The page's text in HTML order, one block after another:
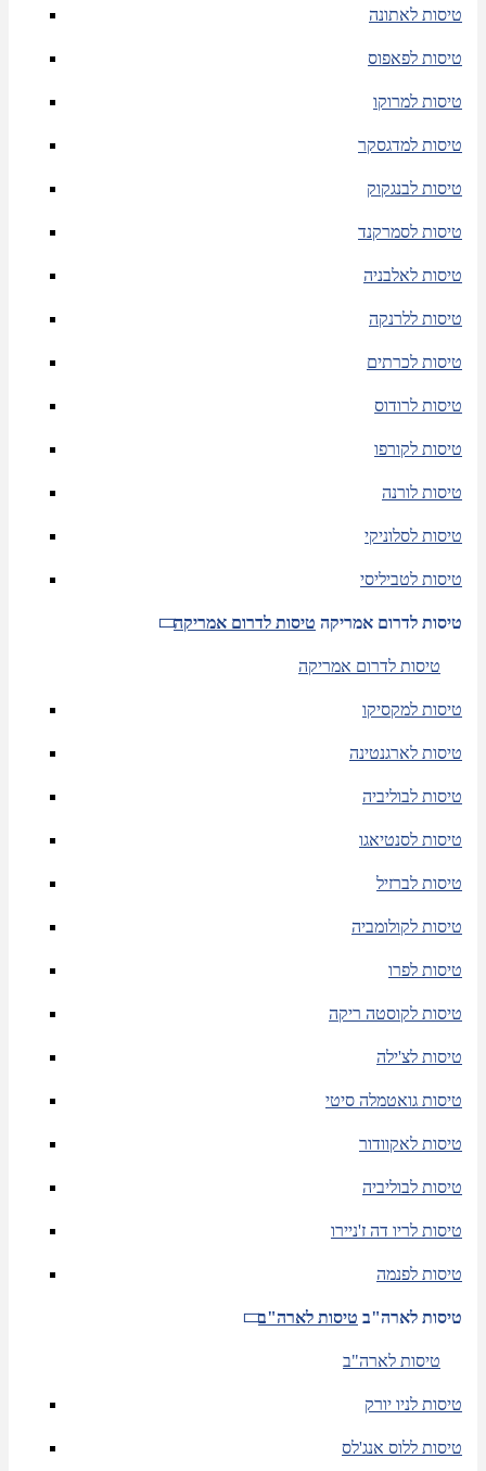
טיסות לאתונה
טיסות לפאפוס
טיסות למרוקו
טיסות למדגסקר
טיסות לבנגקוק
טיסות לסמרקנד
טיסות לאלבניה
טיסות ללרנקה
טיסות לכרתים
טיסות לרודוס
טיסות לקורפו
טיסות לורנה
טיסות לסלוניקי
טיסות לטביליסי
טיסות לדרום אמריקה טיסות לדרום אמריקה
טיסות לדרום אמריקה
טיסות למקסיקו
טיסות לארגנטינה
טיסות לבוליביה
טיסות לסנטיאגו
טיסות לברזיל
טיסות לקולומביה
טיסות לפרו
טיסות לקוסטה ריקה
טיסות לצ'ילה
טיסות גואטמלה סיטי
טיסות לאקוודור
טיסות לבוליביה
טיסות לריו דה ז'ניירו
טיסות לפנמה
טיסות לארה"ב טיסות לארה"ב
טיסות לארה"ב
טיסות לניו יורק
טיסות ללוס אנג'לס